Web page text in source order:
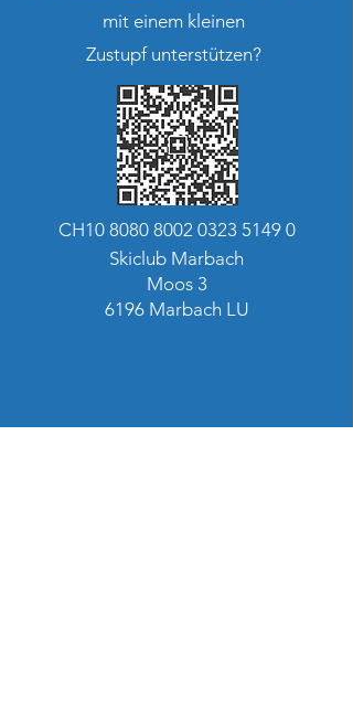
mit einem kleinen
Zustupf unterstützen?
CH10 8080 8002 0323 5149 0
Skiclub Marbach
Moos 3
6196 Marbach LU